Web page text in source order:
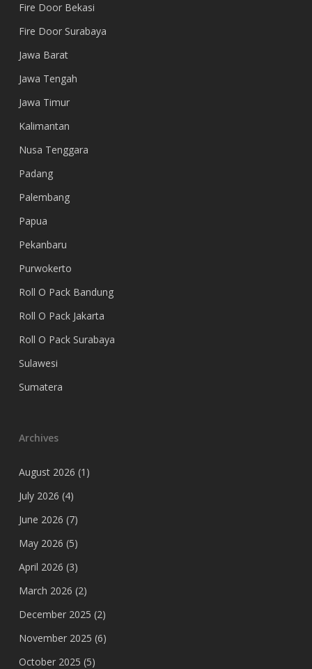
Fire Door Bekasi
Fire Door Surabaya
Jawa Barat
Jawa Tengah
Jawa Timur
Kalimantan
Nusa Tenggara
Padang
Palembang
Papua
Pekanbaru
Purwokerto
Roll O Pack Bandung
Roll O Pack Jakarta
Roll O Pack Surabaya
Sulawesi
Sumatera
Archives
August 2026 (1)
July 2026 (4)
June 2026 (7)
May 2026 (5)
April 2026 (3)
March 2026 (2)
December 2025 (2)
November 2025 (6)
October 2025 (5)